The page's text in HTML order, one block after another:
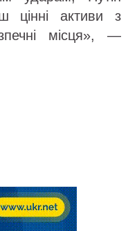
цінні активи з
місця», —